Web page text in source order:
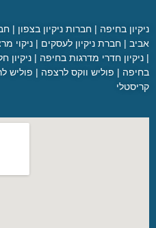
ניקיון בחיפה | חברות ניקיון בצפון |
אביב | חברת ניקיון לעסקים | ניקוי
| ניקיון חדרי מדרגות בחיפה | ניקיון
בחיפה | פוליש ווקס לרצפה | פוליש
קריסטלי